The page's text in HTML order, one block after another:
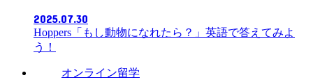
2025.07.30
Hoppers「もし動物になれたら？」英語で答えてみよ
う！
オンライン留学